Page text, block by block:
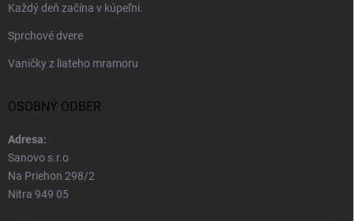
Každý deň začína v kúpeľni.
Sprchové dvere
Vaničky z liateho mramoru
OSOBNÝ ODBER
Adresa:
Sanovo s.r.o
Na Priehon 298/2
Nitra 949 05